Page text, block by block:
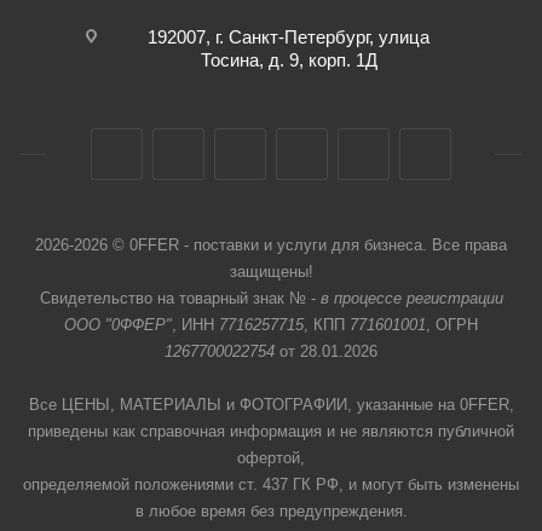
192007, г. Санкт-Петербург, улица
Тосина, д. 9, корп. 1Д
2026-2026 © 0FFER - поставки и услуги для бизнеса. Все права
защищены!
Свидетельство на товарный знак № - в процессе регистрации
ООО "0ФФЕР", ИНН 7716257715, КПП 771601001, ОГРН
1267700022754 от 28.01.2026
Все ЦЕНЫ, МАТЕРИАЛЫ и ФОТОГРАФИИ, указанные на 0FFER,
приведены как справочная информация и не являются публичной
офертой,
определяемой положениями ст. 437 ГК РФ, и могут быть изменены
в любое время без предупреждения.